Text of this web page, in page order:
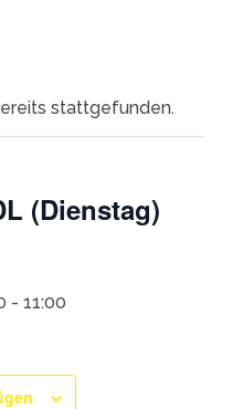
stattgefunden.
(Dienstag)
- 11:00